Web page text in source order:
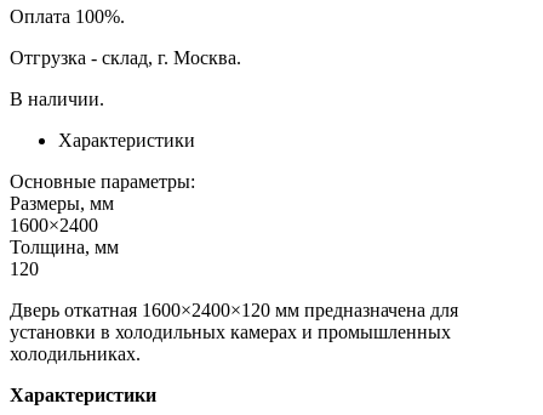
Оплата 100%.
Отгрузка - склад, г. Москва.
В наличии.
Характеристики
Основные параметры:
Размеры, мм
1600×2400
Толщина, мм
120
Дверь откатная 1600×2400×120 мм предназначена для
установки в холодильных камерах и промышленных
холодильниках.
Характеристики